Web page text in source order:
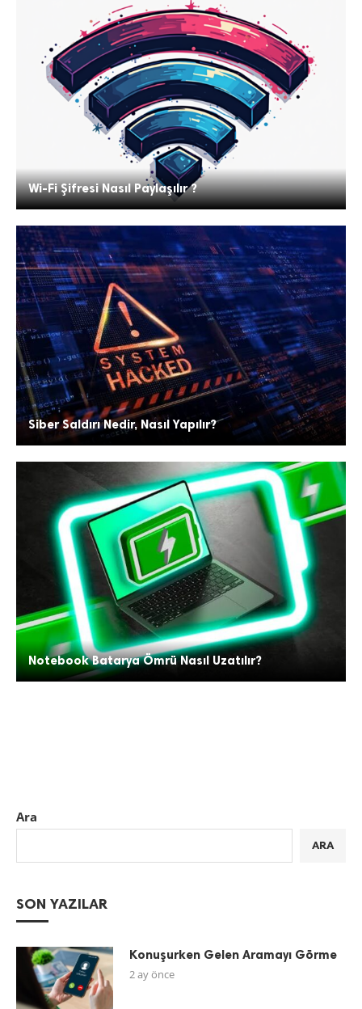
Wi-Fi Şifresi Nasıl Paylaşılır ?
Siber Saldırı Nedir, Nasıl Yapılır?
Notebook Batarya Ömrü Nasıl Uzatılır?
Ara
ARA
SON YAZILAR
Konuşurken Gelen Aramayı Görme
2 ay önce